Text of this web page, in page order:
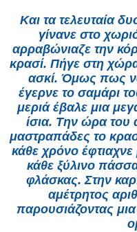
Και τα τελευταία
γίνανε στο
αρραβώνιαζε την
κρασί. Πήγε στη
ασκί. Όμως πως
έγερνε το σαμάρι
μεριά έβαλε μια
ίσια. Την ώρα
μαστραπάδες το
κάθε χρόνο
κάθε ξύλινο
φλάσκας. Στην
αμέτρητος
παρουσιάζοντας